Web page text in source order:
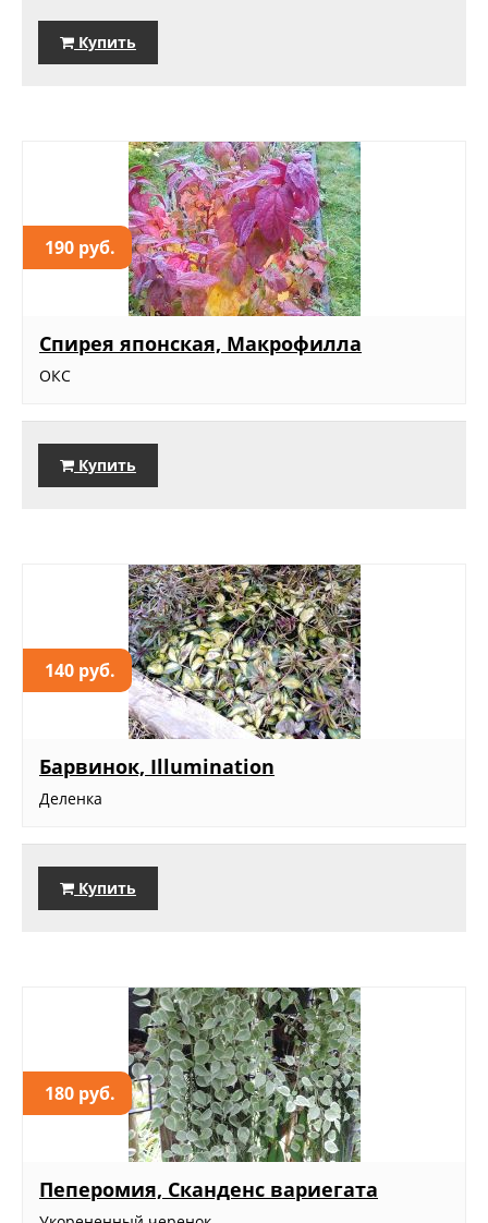
Купить
190 руб.
Спирея японская, Макрофилла
ОКС
Купить
140 руб.
Барвинок, Illumination
Деленка
Купить
180 руб.
Пеперомия, Сканденс вариегата